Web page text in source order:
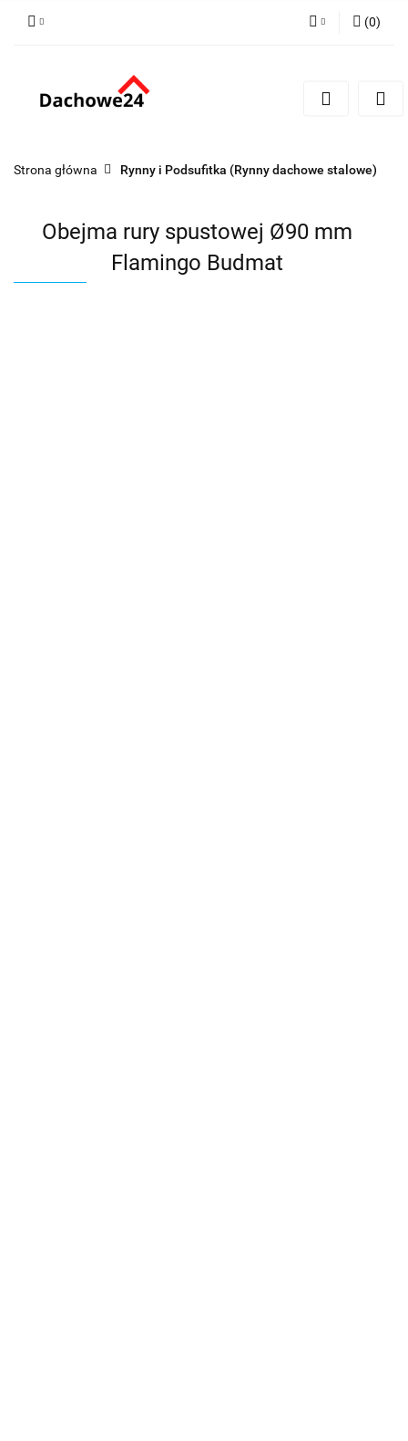
Zarejestruj się
(0)
Strona główna Rynny i Podsufitka (Rynny dachowe stalowe)
Obejma rury spustowej Ø90 mm
Flamingo Budmat